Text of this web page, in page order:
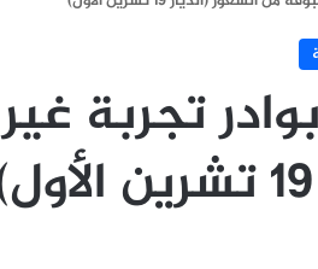
تجربة غير